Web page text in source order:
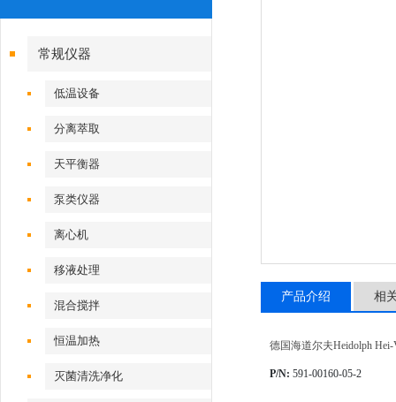
常规仪器
低温设备
分离萃取
天平衡器
泵类仪器
离心机
移液处理
混合搅拌
恒温加热
灭菌清洗净化
产品介绍 相
德国海道尔夫Heidolph
P/N: 591-00160-05-2